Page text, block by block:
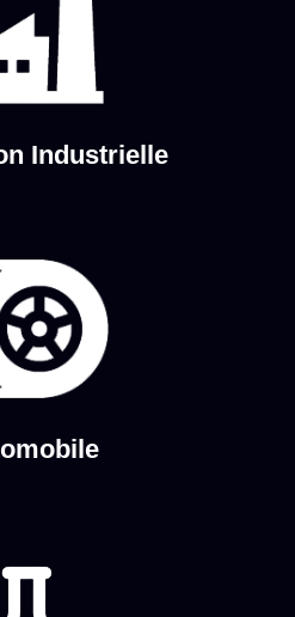
Industrielle